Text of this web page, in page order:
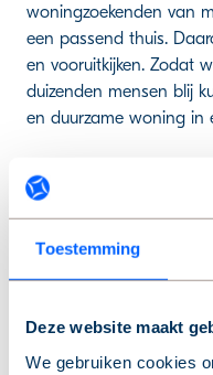
Toestemming
Deze website maakt
We gebruiken cookies
woningzoekenden van
een passend thuis.
en vooruitkijken. Zodat
duizenden mensen blij
en duurzame woning in
Om deze video te